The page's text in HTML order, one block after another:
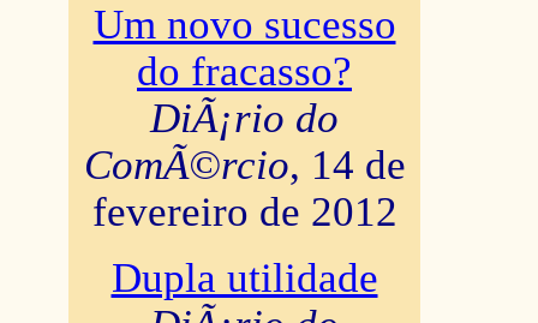
Um novo sucesso
do fracasso?
DiÃ¡rio do
ComÃ©rcio, 14 de
fevereiro de 2012
Dupla utilidade